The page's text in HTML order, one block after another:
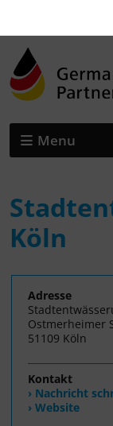
Menu
Köln
Adresse
Ostmerheimer
51109 Köln
Kontakt
› Nachricht
› Website